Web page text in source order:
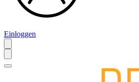
Einloggen